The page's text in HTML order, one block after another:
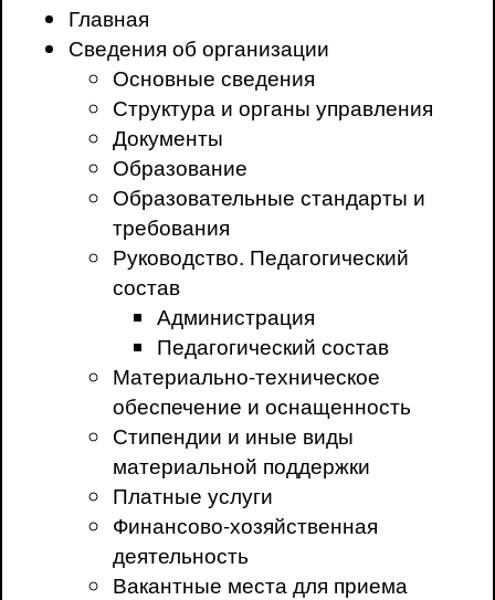
Главная
Сведения об организации
Основные сведения
Структура и органы управления
Документы
Образование
Образовательные стандарты и
требования
Руководство. Педагогический
состав
Администрация
Педагогический состав
Материально-техническое
обеспечение и оснащенность
Стипендии и иные виды
материальной поддержки
Платные услуги
Финансово-хозяйственная
деятельность
Вакантные места для приема